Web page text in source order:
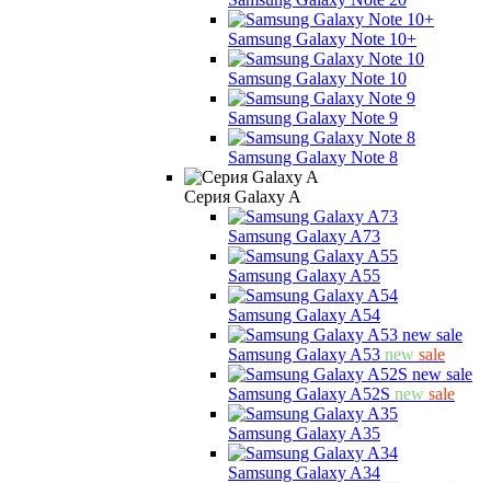
Samsung Galaxy Note 10+
Samsung Galaxy Note 10
Samsung Galaxy Note 9
Samsung Galaxy Note 8
Серия Galaxy A
Samsung Galaxy A73
Samsung Galaxy A55
Samsung Galaxy A54
Samsung Galaxy A53 new sale
Samsung Galaxy A52S new sale
Samsung Galaxy A35
Samsung Galaxy A34